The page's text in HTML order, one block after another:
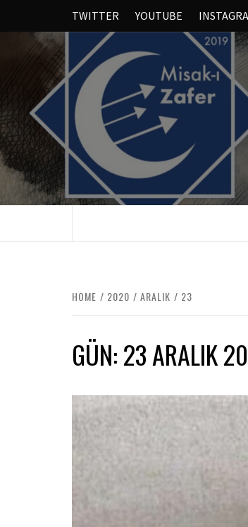
TWITTER YOUTUBE
HOME 2020 ARALIK 23
GÜN:23 ARALIK